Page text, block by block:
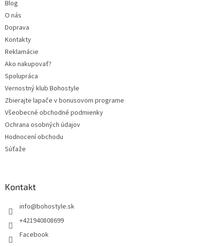
Blog
O nás
Doprava
Kontakty
Reklamácie
Ako nakupovať?
Spolupráca
Vernostný klub Bohostyle
Zbierajte lapače v bonusovom programe
Všeobecné obchodné podmienky
Ochrana osobných údajov
Hodnocení obchodu
Súťaže
Kontakt
info@bohostyle.sk
+421940808699
Facebook